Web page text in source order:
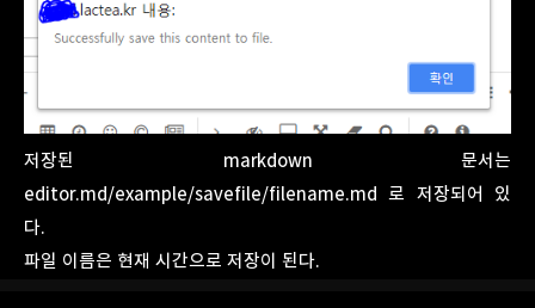
저장된 markdown 문서는
editor.md/example/savefile/filename.md 로 저장되어 있
다.
파일 이름은 현재 시간으로 저장이 된다.